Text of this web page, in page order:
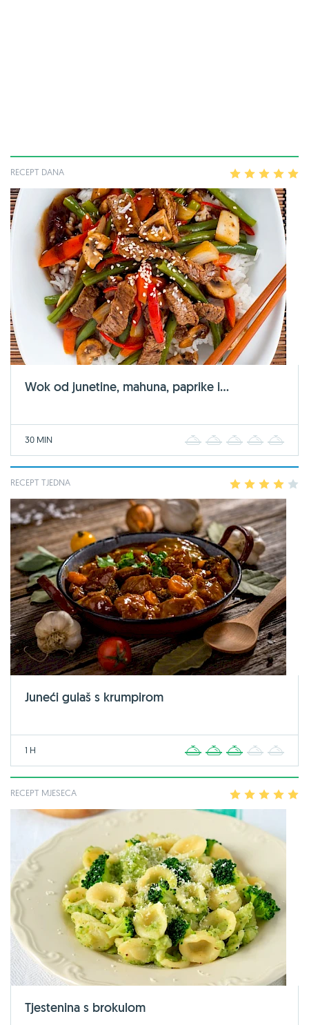
RECEPT DANA 2 3 4
Wok od junetine, mahuna, paprike i...
30 MIN 2 3 4
RECEPT TJEDNA 2 3 4
Juneći gulaš s krumpirom
1 H 2 3 4
RECEPT MJESECA 2 3 4
Tjestenina s brokulom